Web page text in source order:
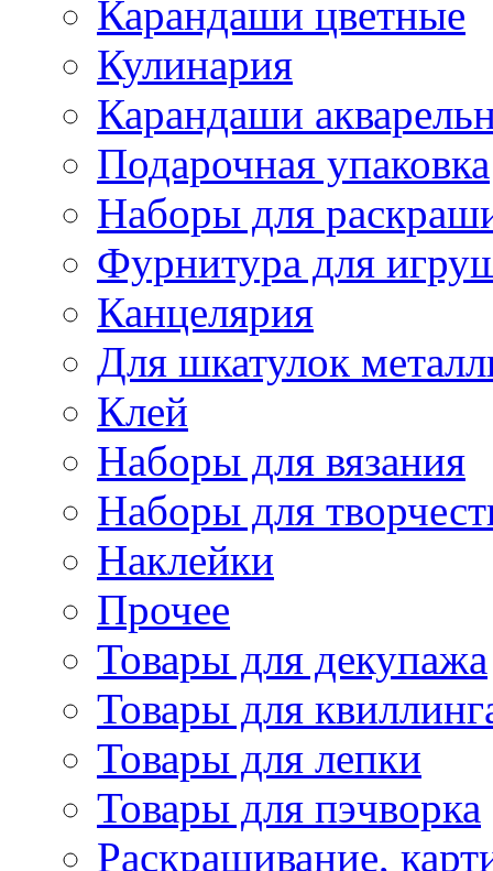
Карандаши цветные
Кулинария
Карандаши
Подарочная упаковка
Наборы для
Фурнитура для
Канцелярия
Для шкатулок
Клей
Наборы для вязания
Наборы для
Наклейки
Прочее
Товары для декупажа
Товары для
Товары для лепки
Товары для пэчворка
Раскрашивание,